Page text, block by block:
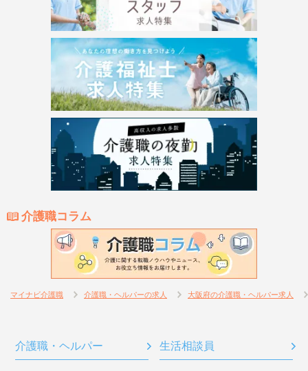
介護職コラム
マイナビ介護職 介護職・ヘルパーの求人 大阪府の介護職・ヘルパー求人
介護職・ヘルパー 生活相談員